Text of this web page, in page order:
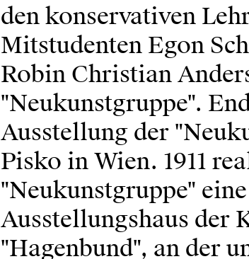
den konservativen
Mitstudenten Egon
Robin Christian
"Neukunstgruppe".
Ausstellung der
Pisko in Wien. 1911
"Neukunstgruppe"
Ausstellungshaus der
"Hagenbund", an der